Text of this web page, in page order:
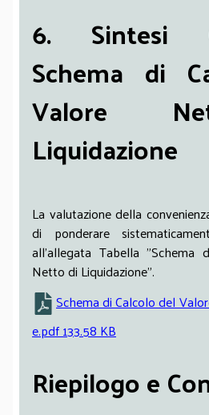
6. Sintesi
Schema di
Valore
Liquidazione
La valutazione della
di ponderare
all'allegata Tabella "Schema
Netto di Liquidazione".
Schema di Calcolo del
e.pdf133.58 KB
Riepilogo e